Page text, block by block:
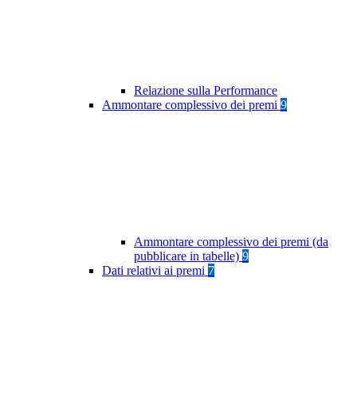
Relazione sulla Performance
Ammontare complessivo dei premi 9
Ammontare complessivo dei premi (da
pubblicare in tabelle) 9
Dati relativi ai premi 7